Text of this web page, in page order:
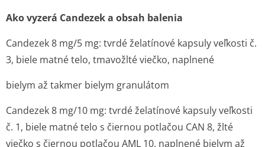
Ako vyzerá Candezek a obsah balenia
Candezek 8 mg/5 mg: tvrdé želatínové kapsuly veľkosti č.
3, biele matné telo, tmavožlté viečko, naplnené
bielym až takmer bielym granulátom
Candezek 8 mg/10 mg: tvrdé želatínové kapsuly veľkosti
č. 1, biele matné telo s čiernou potlačou CAN 8, žlté
viečko s čiernou potlačou AML 10, naplnené bielym až